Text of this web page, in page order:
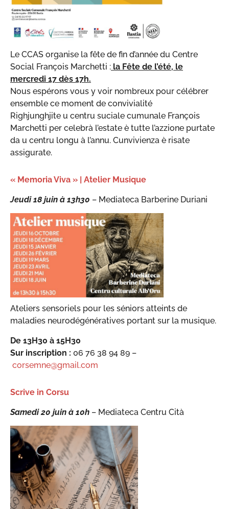
Le CCAS organise la fête de fin d’année du Centre
Social François Marchetti : la Fête de l’été, le
mercredi 17 dès 17h.
Nous espérons vous y voir nombreux pour célébrer
ensemble ce moment de convivialité
Righjunghjite u centru suciale cumunale François
Marchetti per celebrà l’estate è tutte l’azzione purtate
da u centru longu à l’annu. Cunvivienza è risate
assigurate.
« Memoria Viva » | Atelier Musique
Jeudi 18 juin à 13h30 – Mediateca Barberine Duriani
Ateliers sensoriels pour les séniors atteints de
maladies neurodégénératives portant sur la musique.
De 13H30 à 15H30
Sur inscription : 06 76 38 94 89 –
corsemne@gmail.com
Scrive in Corsu
Samedi 20 juin à 10h – Mediateca Centru Cità